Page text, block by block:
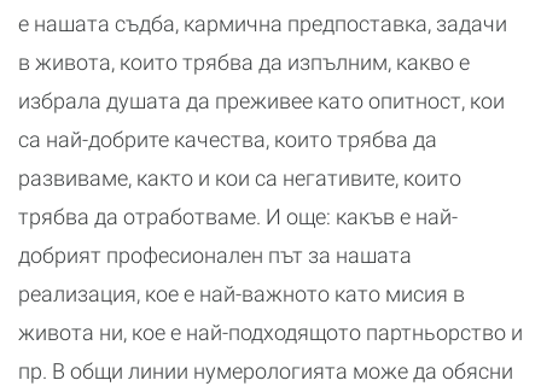
е нашата съдба, кармична предпоставка, задачи
в живота, които трябва да изпълним, какво е
избрала душата да преживее като опитност, кои
са най-добрите качества, които трябва да
развиваме, както и кои са негативите, които
трябва да отработваме. И още: какъв е най-
добрият професионален път за нашата
реализация, кое е най-важното като мисия в
живота ни, кое е най-подходящото партньорство и
пр. В общи линии нумерологията може да обясни